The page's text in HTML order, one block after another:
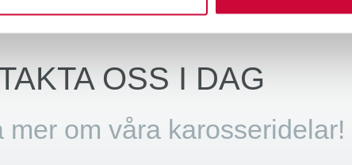
OSS I DAG
mer om våra karosseridelar!